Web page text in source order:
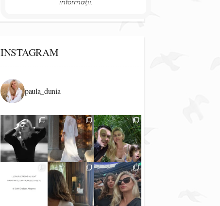
informații.
INSTAGRAM
paula_dunia